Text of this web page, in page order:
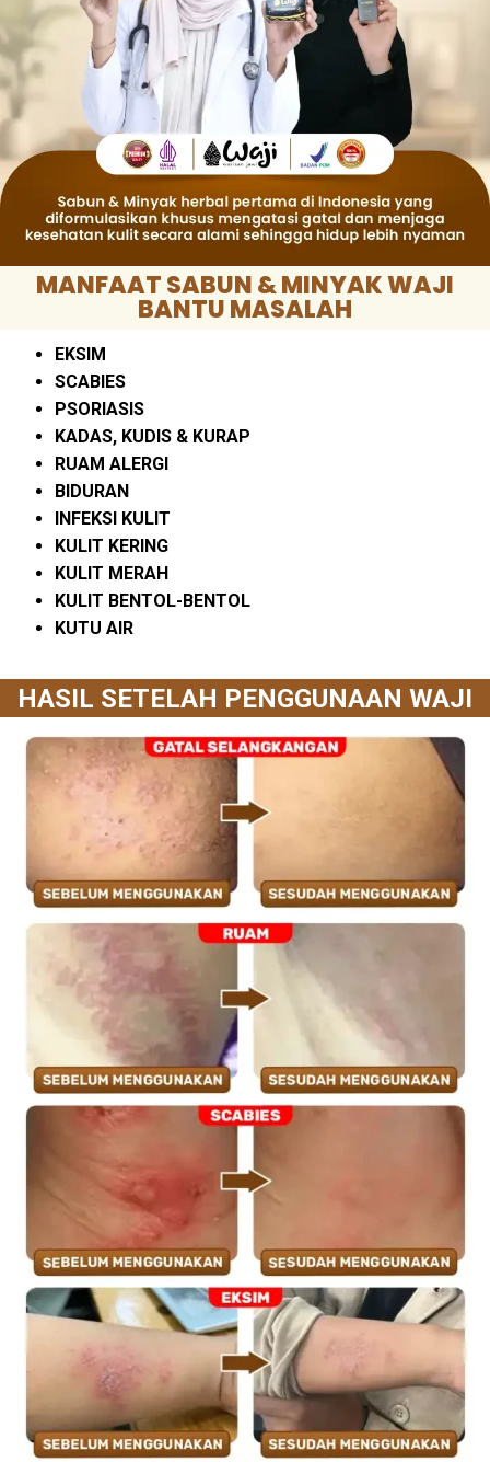
MANFAAT SABUN & MINYAK WAJI
BANTU MASALAH
EKSIM
SCABIES
PSORIASIS
KADAS, KUDIS & KURAP
RUAM ALERGI
BIDURAN
INFEKSI KULIT
KULIT KERING
KULIT MERAH
KULIT BENTOL-BENTOL
KUTU AIR
HASIL SETELAH PENGGUNAAN WAJI